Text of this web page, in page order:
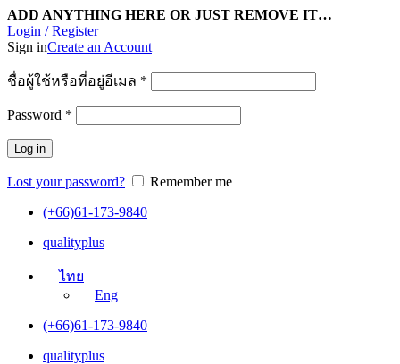
ADD ANYTHING HERE OR JUST REMOVE IT…
Login / Register
Sign inCreate an Account
ชื่อผู้ใช้หรือที่อยู่อีเมล *
Password *
Log in
Lost your password?
Remember me
(+66)61-173-9840
qualityplus
ไทย
Eng
(+66)61-173-9840
qualityplus